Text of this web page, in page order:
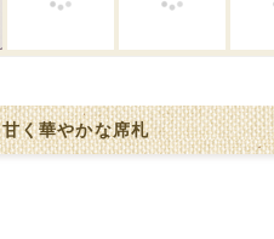
く華やかな席札